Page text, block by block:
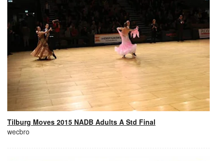
Tilburg Moves 2015 NADB Adults A Std Final
wecbro